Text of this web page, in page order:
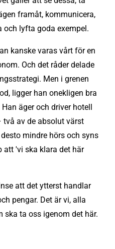
framåt, kommunicera,
och lyfta goda exempel.
kanske varas vårt för en
Och det råder delade
Men i grenen
ligger han onekligen bra
äger och driver hotell
två av de absolut värst
mindre hörs och syns
att 'vi ska klara det här
att det ytterst handlar
pengar. Det är vi, alla
ska ta oss igenom det här.